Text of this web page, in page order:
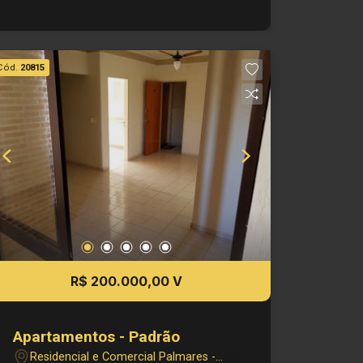
referente a valores, dados e
disponibilidade de seus imóveis, sem
aviso prév
20815
R$ 200.000,00 V
Apartamentos - Padrão
Residencial e Comercial Palmares -